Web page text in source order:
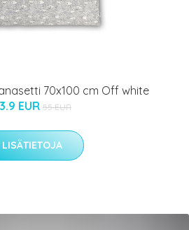
70x100 cm Off white
EUR 55 EUR
LISÄTIETOJA